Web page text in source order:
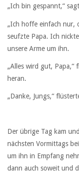
„Ich bin gespannt,“
„Ich hoffe einfach nur,
seufzte Papa. Ich
unsere Arme um ihn.
„Alles wird gut, Papa,“
heran.
„Danke, Jungs,“
Der übrige Tag kam
nächsten Vormittags
um ihn in Empfang
dann auch soweit und